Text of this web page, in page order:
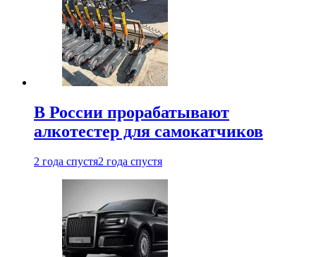
В России прорабатывают
алкотестер для самокатчиков
2 года спустя2 года спустя